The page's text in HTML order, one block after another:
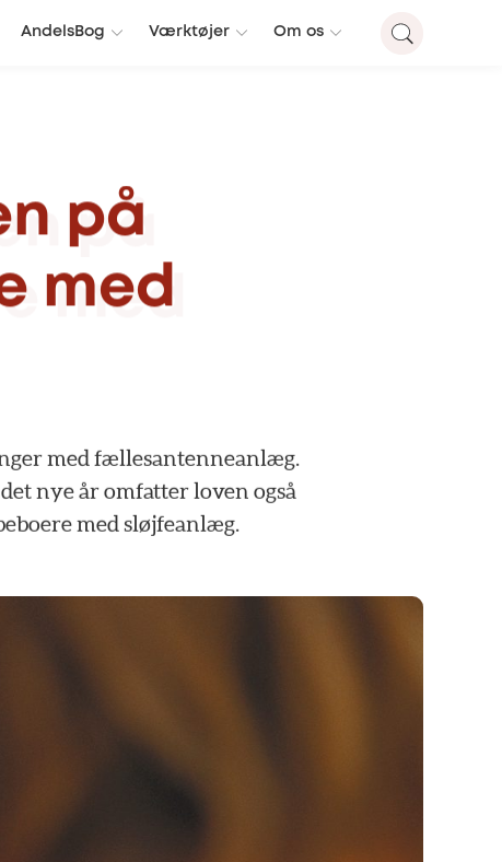
AndelsBog Værktøjer Om os
på
med
med fællesantenneanlæg.
detnyeåromfatterloven også
medsløjfeanlæg.